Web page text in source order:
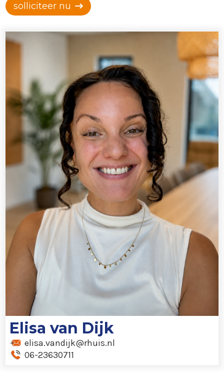
solliciteer nu
Elisa van Dijk
elisa.vandijk@rhuis.nl
06-23630711